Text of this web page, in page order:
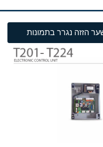
הזזה נגרר בתמונות